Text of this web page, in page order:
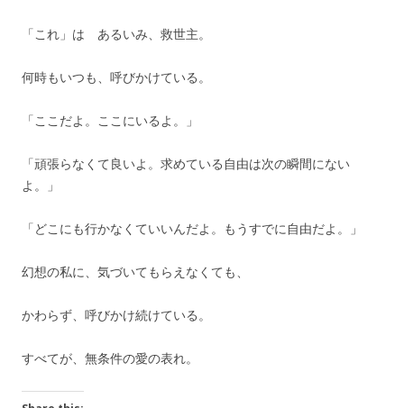
「これ」は あるいみ、救世主。
何時もいつも、呼びかけている。
「ここだよ。ここにいるよ。」
「頑張らなくて良いよ。求めている自由は次の瞬間にない
よ。」
「どこにも行かなくていいんだよ。もうすでに自由だよ。」
幻想の私に、気づいてもらえなくても、
かわらず、呼びかけ続けている。
すべてが、無条件の愛の表れ。